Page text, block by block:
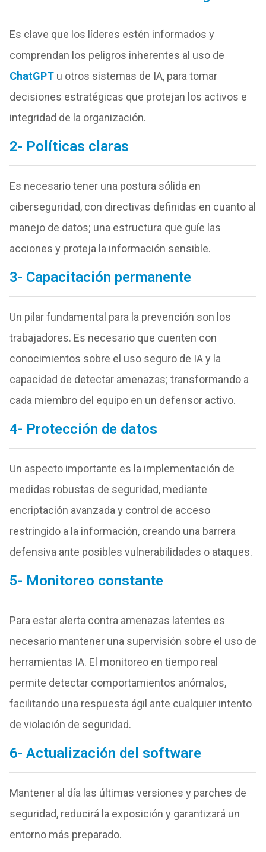
Es clave que los líderes estén informados y
comprendan los peligros inherentes al uso de
ChatGPTu otros sistemas de IA, para tomar
decisiones estratégicas que protejan los activos e
integridad de la organización.
2- Políticas claras
Es necesario tener una postura sólida en
ciberseguridad, con directivas definidas en cuanto al
manejo de datos; una estructura que guíe las
acciones y proteja la información sensible.
3- Capacitación permanente
Un pilar fundamental para la prevención son los
trabajadores. Es necesario que cuenten con
conocimientos sobre el uso seguro de IA y la
capacidad de detectar amenazas; transformando a
cada miembro del equipo en un defensor activo.
4- Protección de datos
Un aspecto importante es la implementación de
medidas robustas de seguridad, mediante
encriptación avanzada y control de acceso
restringido a la información, creando una barrera
defensiva ante posibles vulnerabilidades o ataques.
5- Monitoreo constante
Para estar alerta contra amenazas latentes es
necesario mantener una supervisión sobre el uso de
herramientas IA. El monitoreo en tiempo real
permite detectar comportamientos anómalos,
facilitando una respuesta ágil ante cualquier intento
de violación de seguridad.
6- Actualización del software
Mantener al día las últimas versiones y parches de
seguridad, reducirá la exposición y garantizará un
entorno más preparado.